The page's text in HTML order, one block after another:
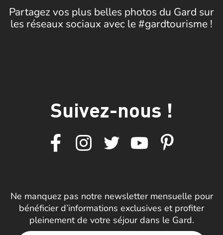
Partagez vos plus belles photos du Gard sur
les réseaux sociaux avec le #gardtourisme !
Suivez-nous !
Ne manquez pas notre newsletter mensuelle pour
bénéficier d’informations exclusives et profiter
pleinement de votre séjour dans le Gard.